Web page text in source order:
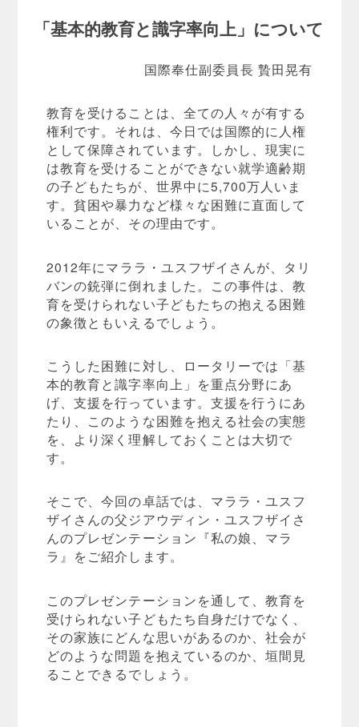
「基本的教育と識字率向上」について
国際奉仕副委員長 贄田晃有
教育を受けることは、全ての人々が有する
権利です。それは、今日では国際的に人権
として保障されています。しかし、現実に
は教育を受けることができない就学適齢期
の子どもたちが、世界中に5,700万人いま
す。貧困や暴力など様々な困難に直面して
いることが、その理由です。
2012年にマララ・ユスフザイさんが、タリ
バンの銃弾に倒れました。この事件は、教
育を受けられない子どもたちの抱える困難
の象徴ともいえるでしょう。
こうした困難に対し、ロータリーでは「基
本的教育と識字率向上」を重点分野にあ
げ、支援を行っています。支援を行うにあ
たり、このような困難を抱える社会の実態
を、より深く理解しておくことは大切で
す。
そこで、今回の卓話では、マララ・ユスフ
ザイさんの父ジアウディン・ユスフザイさ
んのプレゼンテーション『私の娘、マラ
ラ』をご紹介します。
このプレゼンテーションを通して、教育を
受けられない子どもたち自身だけでなく、
その家族にどんな思いがあるのか、社会が
どのような問題を抱えているのか、垣間見
ることできるでしょう。